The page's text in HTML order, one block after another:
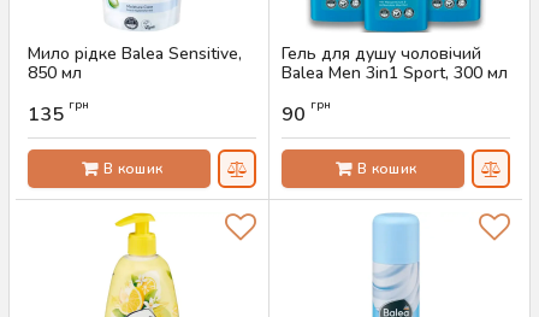
Мило рідке Balea Sensitive,
850 мл
135 грн
В кошик
Гель для душу чоловічий
Balea Men 3in1 Sport, 300 мл
90 грн
В кошик